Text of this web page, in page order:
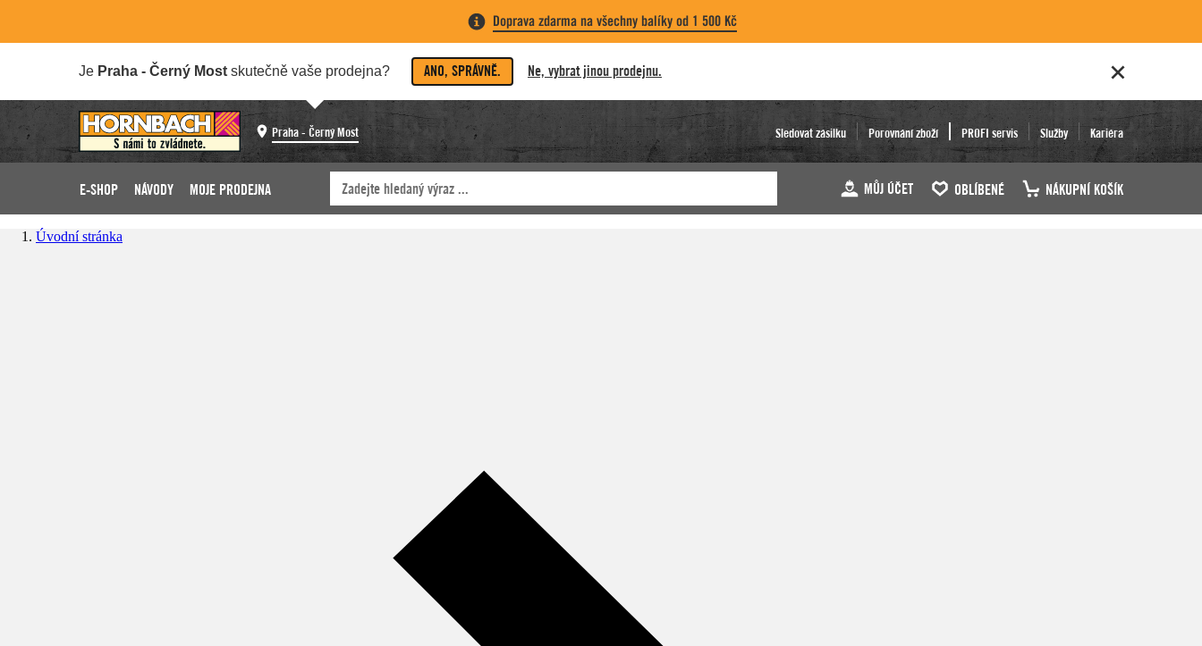
Doprava zdarma na všechny balíky od 1 500 Kč
Je Praha - Černý Most skutečně vaše prodejna? ANO, SPRÁVNĚ. Ne, vybrat jinou prodejnu.
Praha - Černý Most Sledovat zásilku Porovnání zboží PROFI servis Služby Kariéra
E-SHOP NÁVODY MOJE PRODEJNA MŮJ ÚČET OBLÍBENÉ NÁKUPNÍ KOŠÍK
Úvodní stránka